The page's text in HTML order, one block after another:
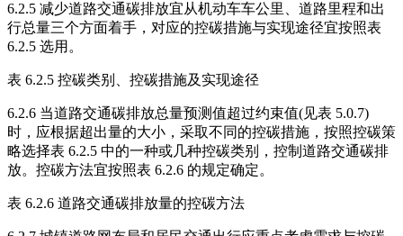
6.2.5 减少道路交通碳排放宜从机动车车公里、道路里程和出
行总量三个方面着手，对应的控碳措施与实现途径宜按照表
6.2.5 选用。
表 6.2.5 控碳类别、控碳措施及实现途径
6.2.6 当道路交通碳排放总量预测值超过约束值(见表 5.0.7)
时，应根据超出量的大小，采取不同的控碳措施，按照控碳策
略选择表 6.2.5 中的一种或几种控碳类别，控制道路交通碳排
放。控碳方法宜按照表 6.2.6 的规定确定。
表 6.2.6 道路交通碳排放量的控碳方法